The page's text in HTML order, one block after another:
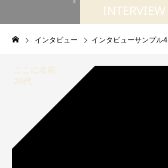
INTERVIEW
インタビュー インタビューサンプル4
ここに名前
20代